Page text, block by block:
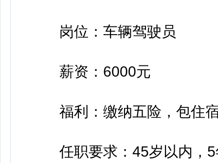
岗位：车辆驾驶员
薪资：6000元
福利：缴纳五险，包住
任职要求：45岁以内，5